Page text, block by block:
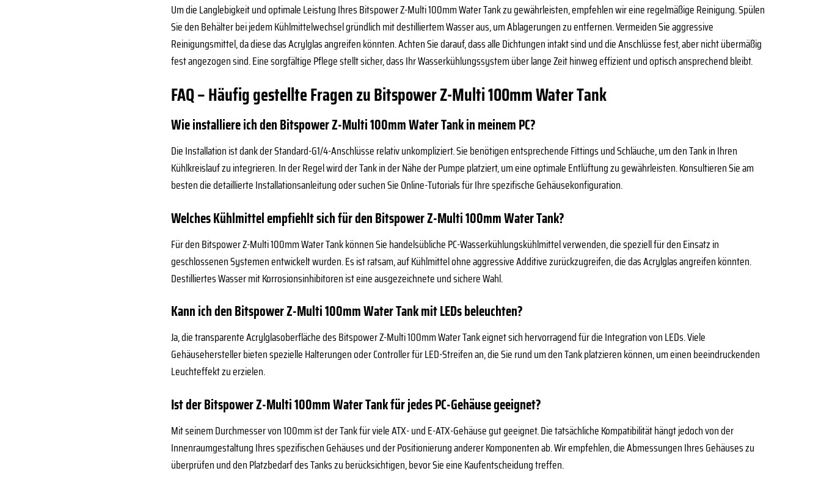
Um die Langlebigkeit und optimale Leistung Ihres Bitspower Z-Multi 100mm Water Tank zu gewährleisten, empfehlen wir eine regelmäßige Reinigung. Spülen
Sie den Behälter bei jedem Kühlmittelwechsel gründlich mit destilliertem Wasser aus, um Ablagerungen zu entfernen. Vermeiden Sie aggressive
Reinigungsmittel, da diese das Acrylglas angreifen könnten. Achten Sie darauf, dass alle Dichtungen intakt sind und die Anschlüsse fest, aber nicht übermäßig
fest angezogen sind. Eine sorgfältige Pflege stellt sicher, dass Ihr Wasserkühlungssystem über lange Zeit hinweg effizient und optisch ansprechend bleibt.
FAQ – Häufig gestellte Fragen zu Bitspower Z-Multi 100mm Water Tank
Wie installiere ich den Bitspower Z-Multi 100mm Water Tank in meinem PC?
Die Installation ist dank der Standard-G1/4-Anschlüsse relativ unkompliziert. Sie benötigen entsprechende Fittings und Schläuche, um den Tank in Ihren
Kühlkreislauf zu integrieren. In der Regel wird der Tank in der Nähe der Pumpe platziert, um eine optimale Entlüftung zu gewährleisten. Konsultieren Sie am
besten die detaillierte Installationsanleitung oder suchen Sie Online-Tutorials für Ihre spezifische Gehäusekonfiguration.
Welches Kühlmittel empfiehlt sich für den Bitspower Z-Multi 100mm Water Tank?
Für den Bitspower Z-Multi 100mm Water Tank können Sie handelsübliche PC-Wasserkühlungskühlmittel verwenden, die speziell für den Einsatz in
geschlossenen Systemen entwickelt wurden. Es ist ratsam, auf Kühlmittel ohne aggressive Additive zurückzugreifen, die das Acrylglas angreifen könnten.
Destilliertes Wasser mit Korrosionsinhibitoren ist eine ausgezeichnete und sichere Wahl.
Kann ich den Bitspower Z-Multi 100mm Water Tank mit LEDs beleuchten?
Ja, die transparente Acrylglasoberfläche des Bitspower Z-Multi 100mm Water Tank eignet sich hervorragend für die Integration von LEDs. Viele
Gehäusehersteller bieten spezielle Halterungen oder Controller für LED-Streifen an, die Sie rund um den Tank platzieren können, um einen beeindruckenden
Leuchteffekt zu erzielen.
Ist der Bitspower Z-Multi 100mm Water Tank für jedes PC-Gehäuse geeignet?
Mit seinem Durchmesser von 100mm ist der Tank für viele ATX- und E-ATX-Gehäuse gut geeignet. Die tatsächliche Kompatibilität hängt jedoch von der
Innenraumgestaltung Ihres spezifischen Gehäuses und der Positionierung anderer Komponenten ab. Wir empfehlen, die Abmessungen Ihres Gehäuses zu
überprüfen und den Platzbedarf des Tanks zu berücksichtigen, bevor Sie eine Kaufentscheidung treffen.